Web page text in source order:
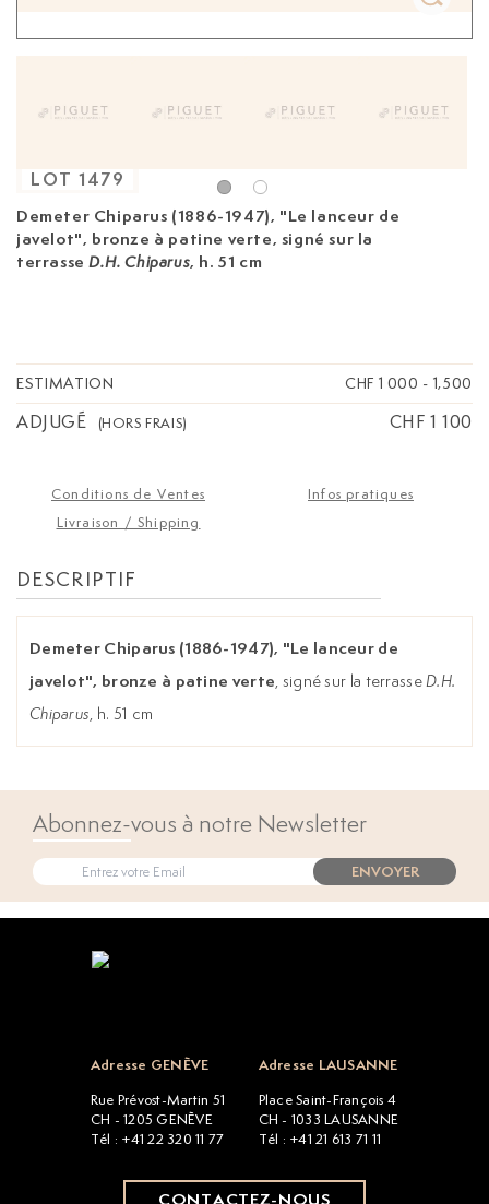
Demeter Chiparus (1886-1947), "Le lanceur de
javelot", bronze à patine verte, signé sur la
terrasseD.H. Chiparus, h. 51 cm
LOT 1479
ESTIMATION CHF 1 000 - 1,500
ADJUGÉ (HORS FRAIS) CHF 1 100
Conditions de Ventes
Infos pratiques
Livraison / Shipping
DESCRIPTIF
Demeter Chiparus (1886-1947), "Le lanceur de
javelot", bronze à patine verte, signé sur la terrasseD.H.
Chiparus, h. 51 cm
Abonnez-vous à notre Newsletter
ENVOYER
Adresse GENÈVE
Rue Prévost-Martin 51
CH - 1205 GENÈVE
Tél : +41 22 320 11 77
Adresse LAUSANNE
Place Saint-François 4
CH - 1033 LAUSANNE
Tél : +41 21 613 71 11
CONTACTEZ-NOUS